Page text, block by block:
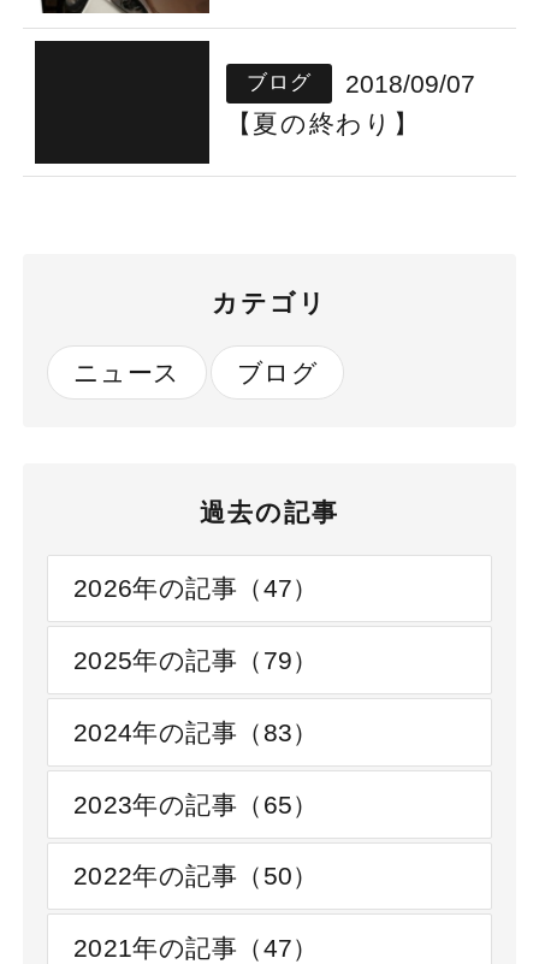
ブログ
2018/09/07
【夏の終わり】
カテゴリ
ニュース ブログ
過去の記事
2026年の記事（47）
2025年の記事（79）
2024年の記事（83）
2023年の記事（65）
2022年の記事（50）
2021年の記事（47）